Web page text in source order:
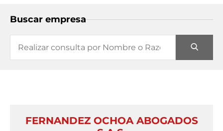
Buscar empresa
FERNANDEZ OCHOA ABOGADOS